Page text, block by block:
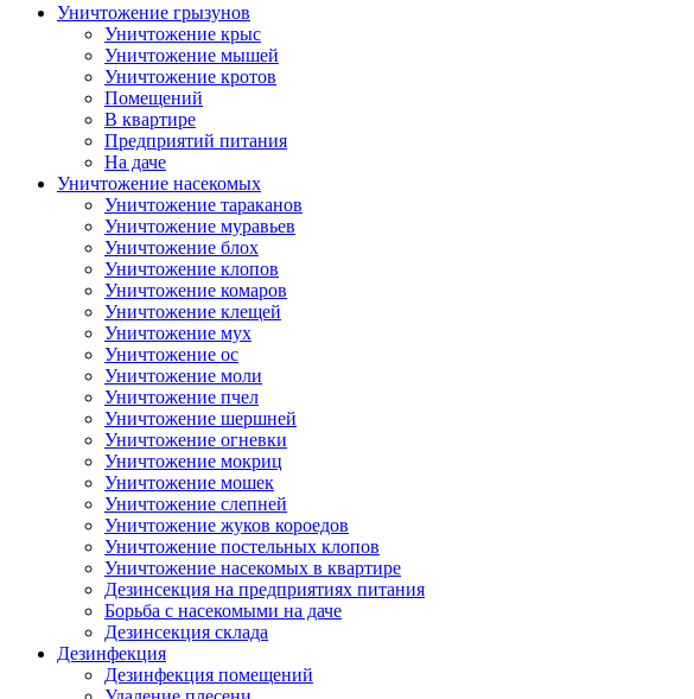
Уничтожение грызунов
Уничтожение крыс
Уничтожение мышей
Уничтожение кротов
Помещений
В квартире
Предприятий питания
На даче
Уничтожение насекомых
Уничтожение тараканов
Уничтожение муравьев
Уничтожение блох
Уничтожение клопов
Уничтожение комаров
Уничтожение клещей
Уничтожение мух
Уничтожение ос
Уничтожение моли
Уничтожение пчел
Уничтожение шершней
Уничтожение огневки
Уничтожение мокриц
Уничтожение мошек
Уничтожение слепней
Уничтожение жуков короедов
Уничтожение постельных клопов
Уничтожение насекомых в квартире
Дезинсекция на предприятиях питания
Борьба с насекомыми на даче
Дезинсекция склада
Дезинфекция
Дезинфекция помещений